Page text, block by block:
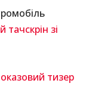
зі
тизер